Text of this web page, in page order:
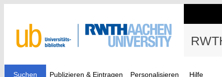
Suchen Publizieren & Eintragen Personalisieren Hilfe